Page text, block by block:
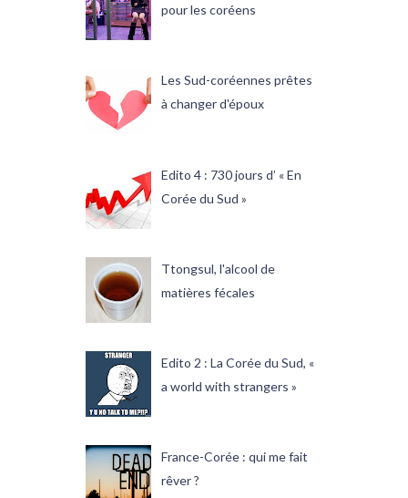
pour les coréens
Les Sud-coréennes prêtes
à changer d'époux
Edito 4 : 730 jours d’ « En
Corée du Sud »
Ttongsul, l'alcool de
matières fécales
Edito 2 : La Corée du Sud, «
a world with strangers »
France-Corée : qui me fait
rêver ?